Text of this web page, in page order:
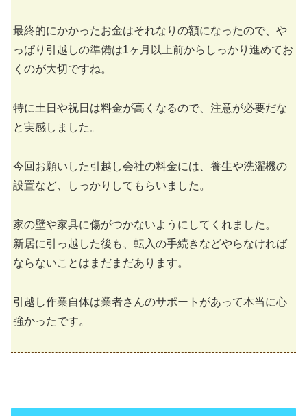
最終的にかかったお金はそれなりの額になったので、や
っぱり引越しの準備は1ヶ月以上前からしっかり進めてお
くのが大切ですね。
特に土日や祝日は料金が高くなるので、注意が必要だな
と実感しました。
今回お願いした引越し会社の料金には、養生や洗濯機の
設置など、しっかりしてもらいました。
家の壁や家具に傷がつかないようにしてくれました。
新居に引っ越した後も、転入の手続きなどやらなければ
ならないことはまだまだあります。
引越し作業自体は業者さんのサポートがあって本当に心
強かったです。